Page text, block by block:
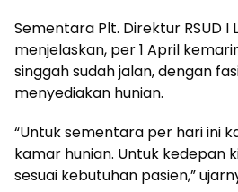
Sementara Plt. Direktur RSUD I
menjelaskan, per 1 April
singgah sudah jalan, dengan
menyediakan hunian.
“Untuk sementara per hari ini
kamar hunian. Untuk kedepan
sesuai kebutuhan pasien,”